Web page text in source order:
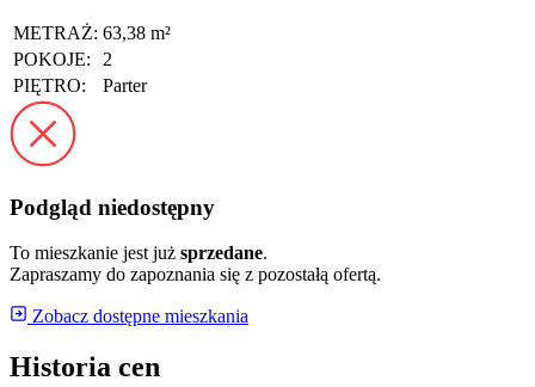
METRAŻ: 63,38 m²
POKOJE:
2
PIĘTRO:
Parter
Podgląd niedostępny
To mieszkanie jest już sprzedane.
Zapraszamy do zapoznania się z pozostałą ofertą.
Zobacz dostępne mieszkania
Historia cen